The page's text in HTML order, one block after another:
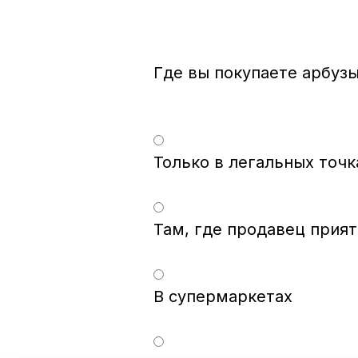
Только в легальных
Там, где продавец
В супермаркетах